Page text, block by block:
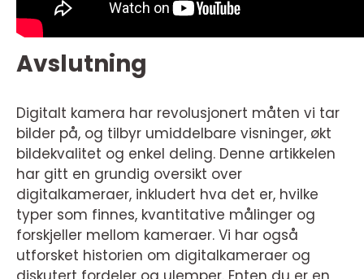
Avslutning
Digitalt kamera har revolusjonert måten vi tar
bilder på, og tilbyr umiddelbare visninger, økt
bildekvalitet og enkel deling. Denne artikkelen
har gitt en grundig oversikt over
digitalkameraer, inkludert hva det er, hvilke
typer som finnes, kvantitative målinger og
forskjeller mellom kameraer. Vi har også
utforsket historien om digitalkameraer og